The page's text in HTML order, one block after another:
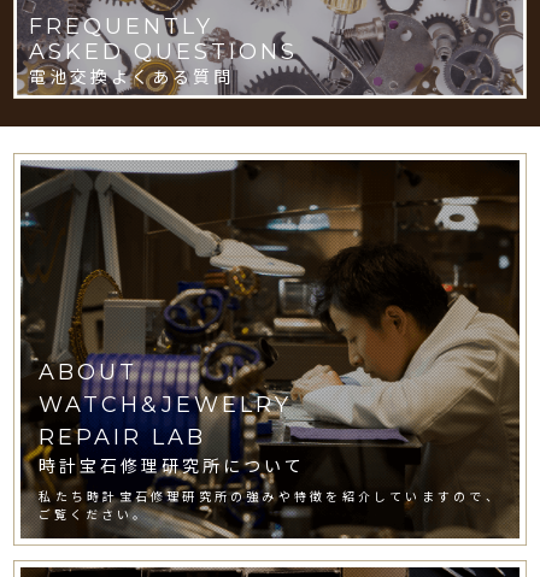
FREQUENTLY
ASKED QUESTIONS
電池交換よくある質問
ABOUT
WATCH&JEWELRY
REPAIR LAB
時計宝石修理研究所について
私たち時計宝石修理研究所の強みや特徴を紹介していますので、
ご覧ください。